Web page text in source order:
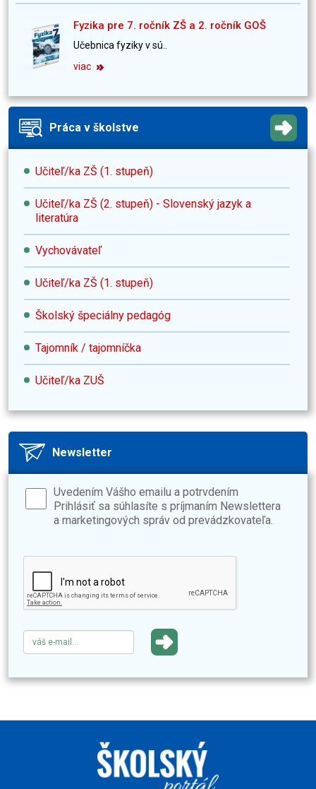
Fyzika pre 7. ročník ZŠ a 2. ročník GOŠ
Učebnica fyziky v sú..
viac
Práca v školstve
Učiteľ/ka ZŠ (1. stupeň)
Učiteľ/ka ZŠ (2. stupeň) - Slovenský jazyk a
literatúra
Vychovávateľ
Učiteľ/ka ZŠ (1. stupeň)
Školský špeciálny pedagóg
Tajomník / tajomníčka
Učiteľ/ka ZUŠ
Newsletter
Uvedením Vášho emailu a potrvdením
Prihlásiť sa súhlasíte s príjmaním Newslettera
a marketingových správ od prevádzkovateľa.